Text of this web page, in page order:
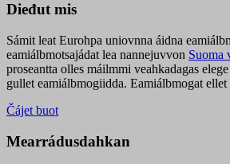
Dieđut mis
Sámit leat Eurohpa uniovnna áidna
eamiálbmotsajádat lea nannejuvvon Suoma
proseantta olles máilmmi veahkadagas
gullet eamiálbmogiidda. Eamiálbmogat
Čájet buot
Mearrádusdahkan